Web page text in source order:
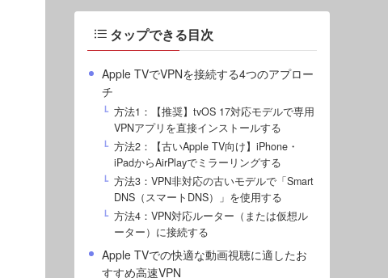
タップできる目次
Apple TVでVPNを接続する4つのアプロー
チ
方法1：【推奨】tvOS 17対応モデルで専用
VPNアプリを直接インストールする
方法2：【古いApple TV向け】iPhone・
iPadからAirPlayでミラーリングする
方法3：VPN非対応の古いモデルで「Smart
DNS（スマートDNS）」を使用する
方法4：VPN対応ルーター（または仮想ル
ーター）に接続する
Apple TVでの快適な動画視聴に適したお
すすめ高速VPN